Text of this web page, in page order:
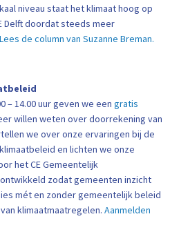
niveau staat het klimaat hoog op
Delft doordat steeds meer
Lees de column van Suzanne Breman.
– 14.00 uur geven we een gratis
willen weten over doorrekening van
we over onze ervaringen bij de
en lichten we onze
het CE Gemeentelijk
ontwikkeld zodat gemeenten inzicht
mét en zonder gemeentelijk beleid
klimaatmaatregelen. Aanmelden